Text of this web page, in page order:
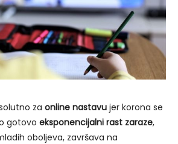
za online nastavu jer korona se
gotovo eksponencijalni rast zaraze,
oboljeva, završava na